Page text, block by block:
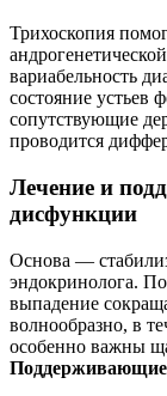
Трихоскопия
вариабельность
состояние устьев
сопутствующие
проводится
Лечение и
дисфункции
Основа —
эндокринолога.
выпадение
волнообразно, в
особенно важны